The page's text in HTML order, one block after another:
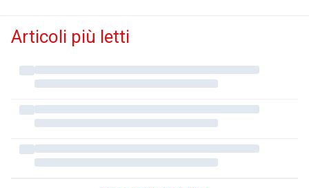
Articoli più letti